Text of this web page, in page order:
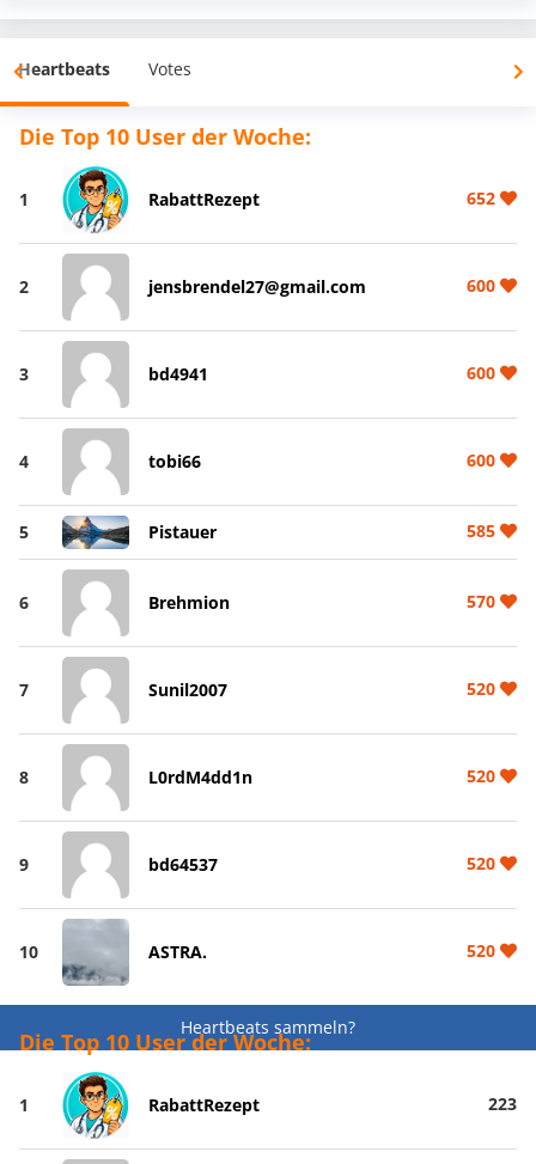
Heartbeats Votes
Die Top 10 User der Woche:
1 RabattRezept 652
2 jensbrendel27@gmail.com 600
3 bd4941 600
4 tobi66 600
5 Pistauer 585
6 Brehmion 570
7 Sunil2007 520
8 L0rdM4dd1n 520
9 bd64537 520
10 ASTRA. 520
Heartbeats sammeln?
Die Top 10 User der Woche:
1 RabattRezept 223